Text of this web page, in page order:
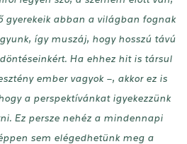
gyerekeik abban a világban fognak
így muszáj, hogy hosszú távú
Ha ehhez hit is társul
ember vagyok –, akkor ez is
a perspektívánkat igyekezzünk
Ez persze nehéz a mindennapi
sem elégedhetünk meg a